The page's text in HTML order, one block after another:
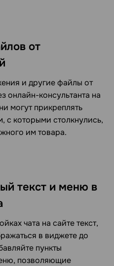
от
и другие файлы от
онлайн-консультанта на
могут прикреплять
с которыми столкнулись,
им товара.
текст и меню в
чата на сайтетекст,
в виджете до
пункты
позволяющие